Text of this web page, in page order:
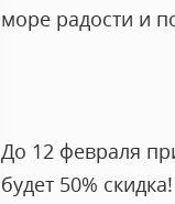
море радости и
До 12 февраля
будет 50%